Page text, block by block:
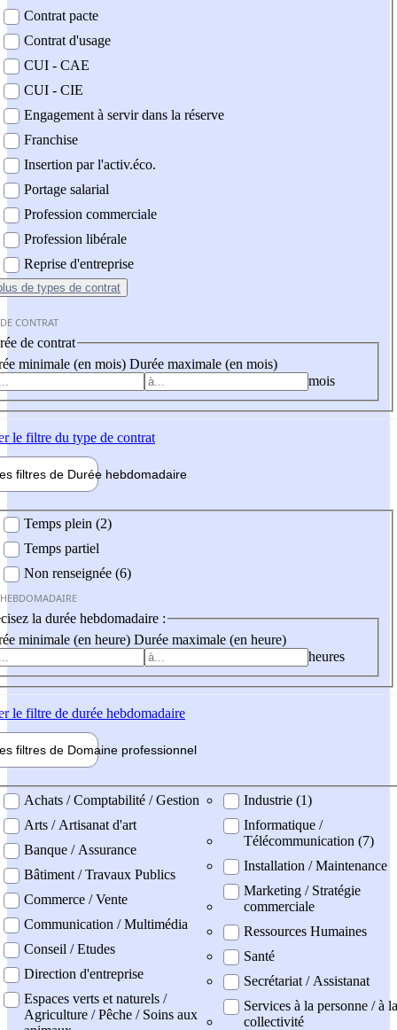
Contrat pacte
Contrat d'usage
CUI - CAE
CUI - CIE
Engagement à servir dans la réserve
Franchise
Insertion par l'activ.éco.
Portage salarial
Profession commerciale
Profession libérale
Reprise d'entreprise
de types de contrat
CONTRAT
de contrat
minimale (en mois) Durée maximale (en mois)
mois
le filtre du type de contrat
filtres de Durée hebdomadaire
Temps plein (2)
Temps partiel
Non renseignée (6)
la durée hebdomadaire :
minimale (en heure) Durée maximale (en heure)
heures
le filtre de durée hebdomadaire
filtres de Domaine professionnel
professionel
Achats / Comptabilité / Gestion
Arts / Artisanat d'art
Banque / Assurance
Bâtiment / Travaux Publics
Commerce / Vente
Communication / Multimédia
Conseil / Etudes
Direction d'entreprise
Espaces verts et naturels /
Agriculture / Pêche / Soins aux
Industrie (1)
Informatique /
Télécommunication (7)
Installation / Maintenance
Marketing / Stratégie
commerciale
Ressources Humaines
Santé
Secrétariat / Assistanat
Services à la personne / à la
collectivité